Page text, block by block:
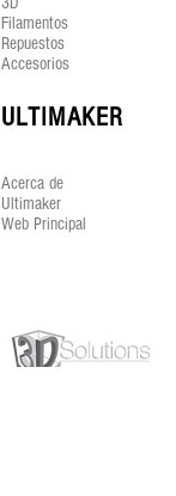
Filamentos
Repuestos
Accesorios
ULTIMAKER
Acerca de
Ultimaker
Web Principal